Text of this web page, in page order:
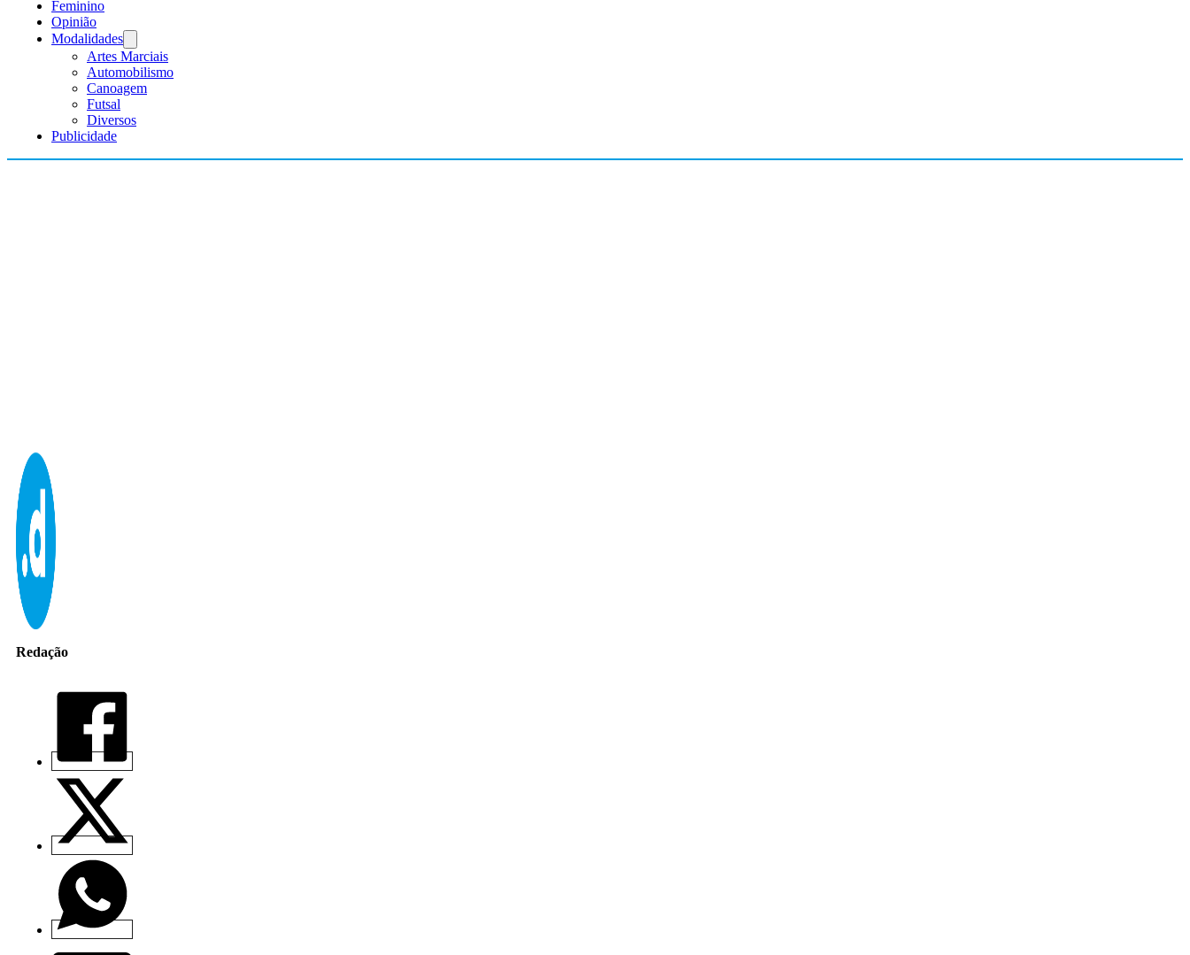
Feminino
Opinião
Modalidades
Artes Marciais
Automobilismo
Canoagem
Futsal
Diversos
Publicidade
Redação